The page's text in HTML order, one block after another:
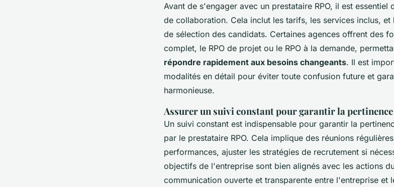
Avant de s'engager avec un prestataire RPO, il est
de collaboration. Cela inclut les tarifs, les services inclus,
de sélection des candidats. Certaines agences offrent des
complet, le RPO de projet ou le RPO à la demande,
répondre rapidement aux besoins changeants. Il est
modalités en détail pour éviter toute confusion future et
harmonieuse.
Assurer un suivi constant pour garantir la
Un suivi constant est indispensable pour garantir la
par le prestataire RPO. Cela implique des réunions
performances, ajuster les stratégies de recrutement si
objectifs de l'entreprise sont bien alignés avec les actions
communication ouverte et transparente entre l'entreprise et